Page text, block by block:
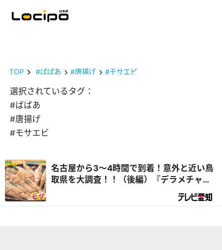
TOP #ばばあ #唐揚げ #モサエビ
選択されているタグ：
#ばばあ
#唐揚げ
#モサエビ
名古屋から3～4時間で到着！意外と近い鳥
取県を大調査！！（後編）『デラメチャ気